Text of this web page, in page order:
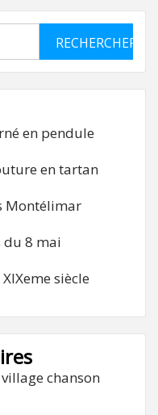
en pendule
en tartan
Montélimar
du 8 mai
siècle
village chanson